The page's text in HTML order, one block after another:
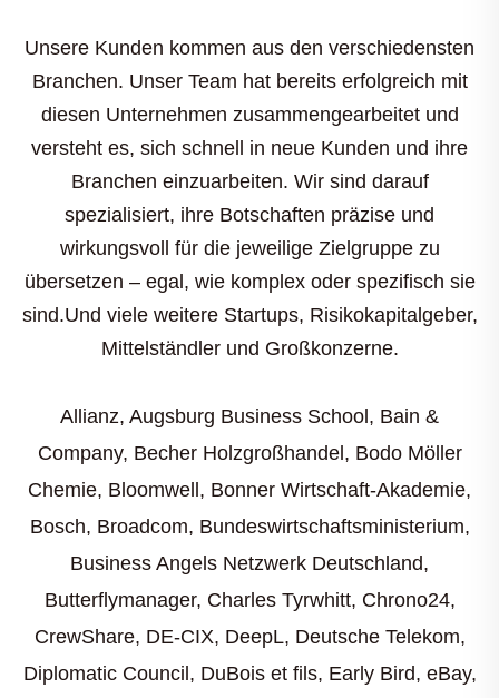
Unsere Kunden kommen aus den verschiedensten
Branchen. Unser Team hat bereits erfolgreich mit
diesen Unternehmen zusammengearbeitet und
versteht es, sich schnell in neue Kunden und ihre
Branchen einzuarbeiten. Wir sind darauf
spezialisiert, ihre Botschaften präzise und
wirkungsvoll für die jeweilige Zielgruppe zu
übersetzen – egal, wie komplex oder spezifisch sie
sind.Und viele weitere Startups, Risikokapitalgeber,
Mittelständler und Großkonzerne.
Allianz, Augsburg Business School, Bain &
Company, Becher Holzgroßhandel, Bodo Möller
Chemie, Bloomwell, Bonner Wirtschaft-Akademie,
Bosch, Broadcom, Bundeswirtschaftsministerium,
Business Angels Netzwerk Deutschland,
Butterflymanager, Charles Tyrwhitt, Chrono24,
CrewShare, DE-CIX, DeepL, Deutsche Telekom,
Diplomatic Council, DuBois et fils, Early Bird, eBay,